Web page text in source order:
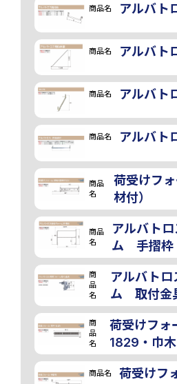
商品名 アルバト
商品名 アルバト
商品名 アルバト
商品名 アルバト
商品
名
荷受けフ
材付）
商品
名
アルバト
ム 手摺枠
商
品
名
アルバトロ
ム 取付金
商
品
名
荷受けフ
1829・巾木
商品名 荷受けフ